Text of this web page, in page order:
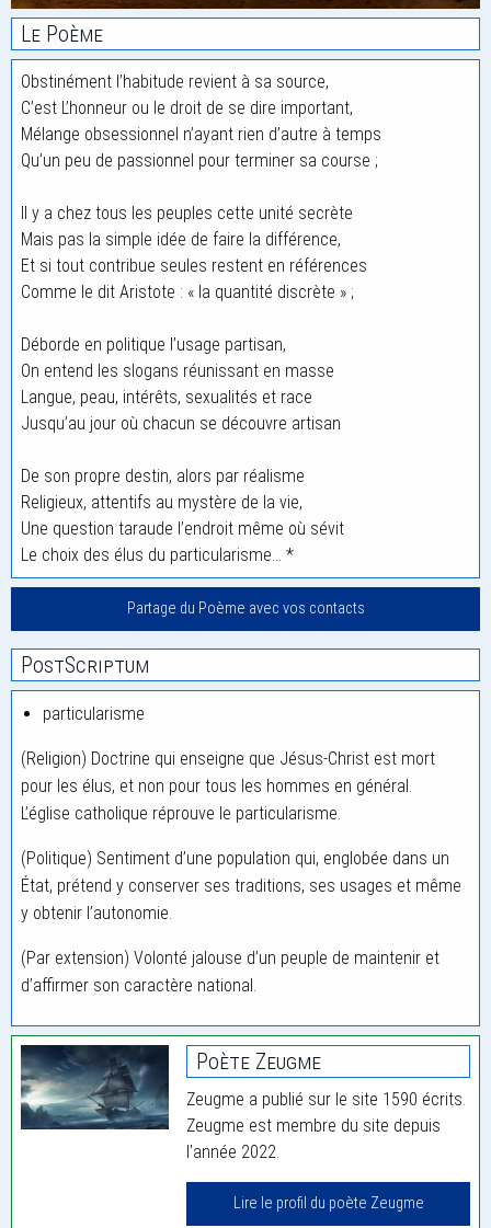
Le Poème
Obstinément l’habitude revient à sa source,
C’est L’honneur ou le droit de se dire important,
Mélange obsessionnel n’ayant rien d’autre à temps
Qu’un peu de passionnel pour terminer sa course ;
Il y a chez tous les peuples cette unité secrète
Mais pas la simple idée de faire la différence,
Et si tout contribue seules restent en références
Comme le dit Aristote : « la quantité discrète » ;
Déborde en politique l’usage partisan,
On entend les slogans réunissant en masse
Langue, peau, intérêts, sexualités et race
Jusqu’au jour où chacun se découvre artisan
De son propre destin, alors par réalisme
Religieux, attentifs au mystère de la vie,
Une question taraude l’endroit même où sévit
Le choix des élus du particularisme… *
Partage du Poème avec vos contacts
PostScriptum
particularisme
(Religion) Doctrine qui enseigne que Jésus-Christ est mort
pour les élus, et non pour tous les hommes en général.
L’église catholique réprouve le particularisme.
(Politique) Sentiment d’une population qui, englobée dans un
État, prétend y conserver ses traditions, ses usages et même
y obtenir l’autonomie.
(Par extension) Volonté jalouse d’un peuple de maintenir et
d’affirmer son caractère national.
Poète Zeugme
Zeugme a publié sur le site 1590 écrits.
Zeugme est membre du site depuis
l'année 2022.
Lire le profil du poète Zeugme